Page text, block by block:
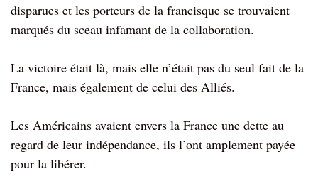
disparues et les porteurs de la francisque se trouvaient
marqués du sceau infamant de la collaboration.
La victoire était là, mais elle n’était pas du seul fait de la
France, mais également de celui des Alliés.
Les Américains avaient envers la France une dette au
regard de leur indépendance, ils l’ont amplement payée
pour la libérer.